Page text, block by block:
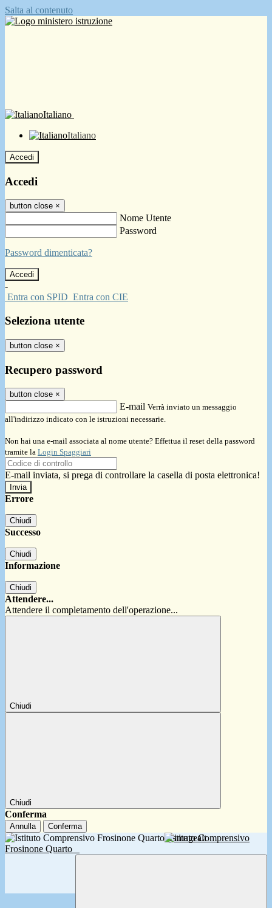
Salta al contenuto
Italiano
Italiano
Accedi
Accedi
button close ×
Nome Utente
Password
Password dimenticata?
-
Entra con SPID Entra con CIE
Seleziona utente
button close ×
Recupero password
button close ×
E-mail Verrà inviato un messaggio
all'indirizzo indicato con le istruzioni necessarie.
Non hai una e-mail associata al nome utente? Effettua il reset della password
tramite la Login Spaggiari
E-mail inviata, si prega di controllare la casella di posta elettronica!
Errore
Chiudi
Successo
Chiudi
Informazione
Chiudi
Attendere...
Attendere il completamento dell'operazione...
Chiudi
Chiudi
Conferma
Annulla Conferma
Istituto Comprensivo
Frosinone Quarto